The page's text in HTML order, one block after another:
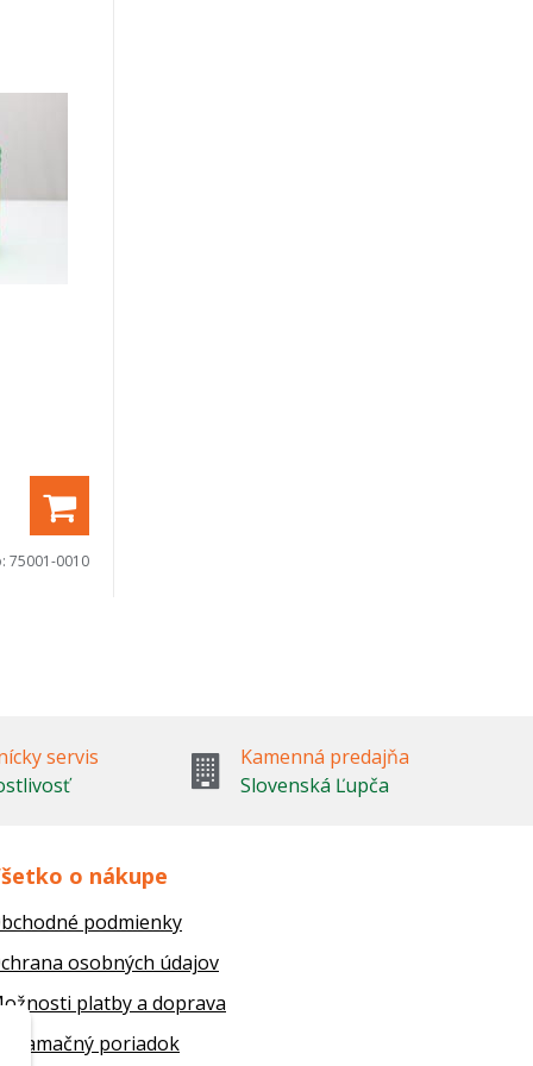
75001-0010
servis
Kamenná predajňa
Slovenská Ľupča
o nákupe
podmienky
osobných údajov
platby a doprava
Reklamačný poriadok